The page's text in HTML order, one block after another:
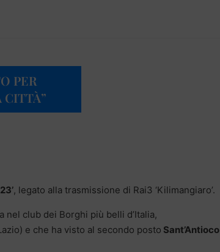
PER
CITTÀ”
, legato alla trasmissione di Rai3 ‘Kilimangiaro’.
nel club dei Borghi più belli d’Italia,
e che ha visto al secondo posto Sant’Antioco